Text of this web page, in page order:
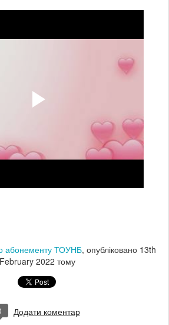
абонементу ТОУНБ, опубліковано 13th
February 2022 тому
Додати коментар